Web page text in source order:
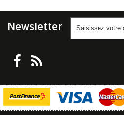
Newsletter